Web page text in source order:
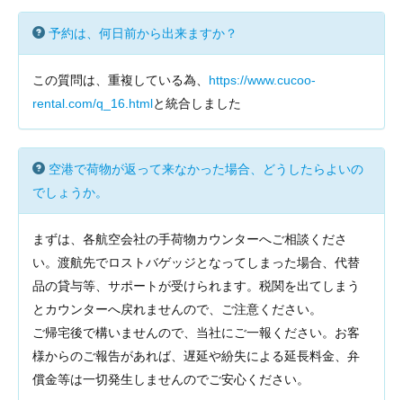
予約は、何日前から出来ますか？
この質問は、重複している為、 https://www.cucoo-
rental.com/q_16.htmlと統合しました
空港で荷物が返って来なかった場合、どうしたらよいの
でしょうか。
まずは、各航空会社の手荷物カウンターへご相談くださ
い。渡航先でロストバゲッジとなってしまった場合、代替
品の貸与等、サポートが受けられます。税関を出てしまう
とカウンターへ戻れませんので、ご注意ください。
ご帰宅後で構いませんので、当社にご一報ください。お客
様からのご報告があれば、遅延や紛失による延長料金、弁
償金等は一切発生しませんのでご安心ください。